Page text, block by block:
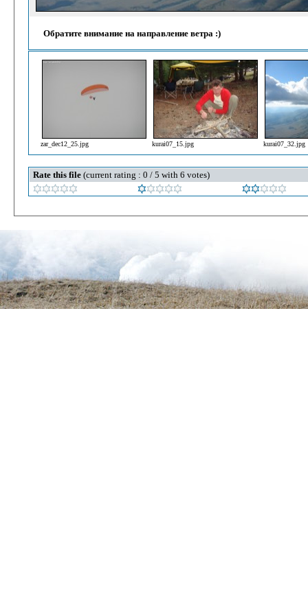
Обратите внимание на направление ветра :)
zar_dec12_25.jpg kurai07_15.jpg kurai07_32.jpg
Rate this file (current rating : 0 / 5 with 6 votes)